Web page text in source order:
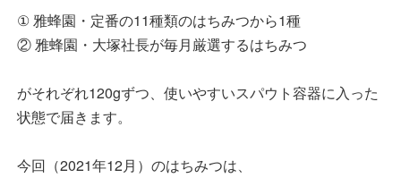
① 雅蜂園・定番の11種類のはちみつから1種
② 雅蜂園・大塚社長が毎月厳選するはちみつ
がそれぞれ120gずつ、使いやすいスパウト容器に入った
状態で届きます。
今回（2021年12月）のはちみつは、